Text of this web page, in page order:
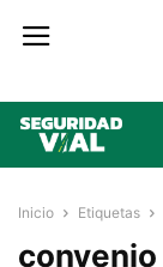
Inicio Etiquetas
convenio